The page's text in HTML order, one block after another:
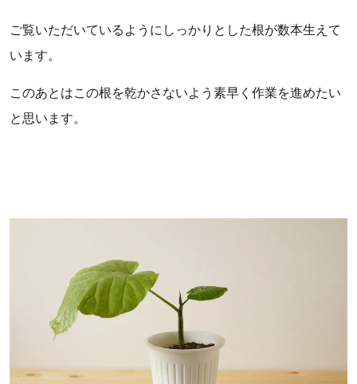
ご覧いただいているようにしっかりとした根が数本生えて
います。
このあとはこの根を乾かさないよう素早く作業を進めたい
と思います。